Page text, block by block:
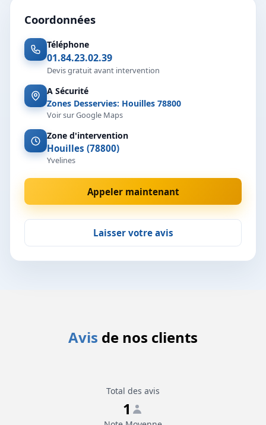
Coordonnées
Téléphone
01.84.23.02.39
Devis gratuit avant intervention
A Sécurité
Zones Desservies: Houilles 78800
Voir sur Google Maps
Zone d'intervention
Houilles (78800)
Yvelines
Appeler maintenant
Laisser votre avis
Avis de nos clients
Total des avis
1